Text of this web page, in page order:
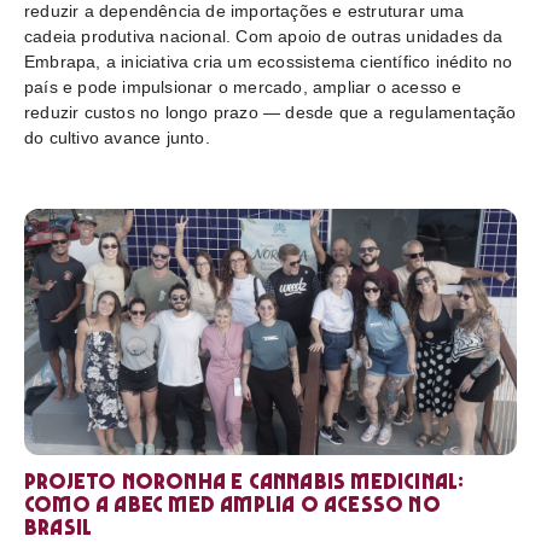
reduzir a dependência de importações e estruturar uma
cadeia produtiva nacional. Com apoio de outras unidades da
Embrapa, a iniciativa cria um ecossistema científico inédito no
país e pode impulsionar o mercado, ampliar o acesso e
reduzir custos no longo prazo — desde que a regulamentação
do cultivo avance junto.
Projeto Noronha e cannabis medicinal:
como a ABEC Med amplia o acesso no
Brasil